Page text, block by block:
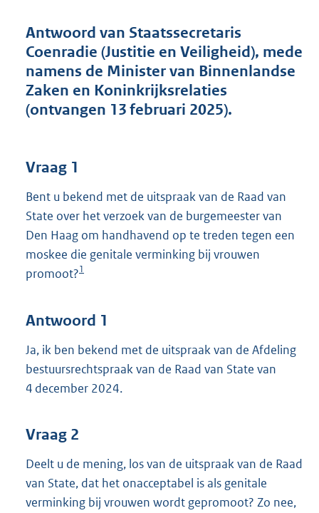
:
4
2
b
Antwoord van Staatssecretaris
Coenradie (Justitie en Veiligheid), mede
namens de Minister van Binnenlandse
Zaken en Koninkrijksrelaties
(ontvangen 13 februari 2025).
Vraag 1
Bent u bekend met de uitspraak van de Raad van
State over het verzoek van de burgemeester van
Den Haag om handhavend op te treden tegen een
moskee die genitale verminking bij vrouwen
promoot?1
Antwoord 1
Ja, ik ben bekend met de uitspraak van de Afdeling
bestuursrechtspraak van de Raad van State van
4 december 2024.
Vraag 2
Deelt u de mening, los van de uitspraak van de Raad
van State, dat het onacceptabel is als genitale
verminking bij vrouwen wordt gepromoot? Zo nee,